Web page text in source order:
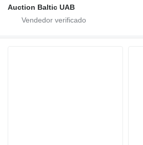
Auction Baltic UAB